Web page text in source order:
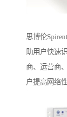
思博伦
助用户快速
商、运营商
户提高网络